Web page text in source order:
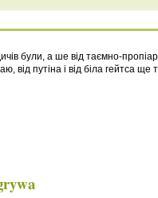
були, а ше від таємно-
від путіна і від біла гейтса ще